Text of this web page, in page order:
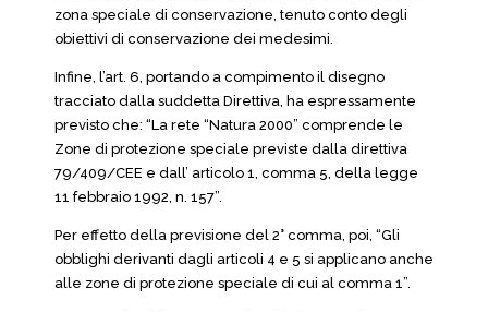
zona speciale di conservazione, tenuto conto degli
obiettivi di conservazione dei medesimi.
Infine, l’art. 6, portando a compimento il disegno
tracciato dalla suddetta Direttiva, ha espressamente
previsto che: “La rete “Natura 2000” comprende le
Zone di protezione speciale previste dalla direttiva
79/409/CEE e dall’ articolo 1, comma 5, della legge
11 febbraio 1992, n. 157”.
Per effetto della previsione del 2° comma, poi, “Gli
obblighi derivanti dagli articoli 4 e 5 si applicano anche
alle zone di protezione speciale di cui al comma 1”.